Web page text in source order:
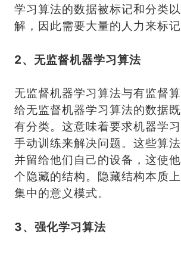
学习算法的数据被标记和分类
解，因此需要大量的人力来标记
2、无监督机器学习算法
无监督机器学习算法与有监督
给无监督机器学习算法的数据
有分类。这意味着要求机器学
手动训练来解决问题。这些算
并留给他们自己的设备，这使
个隐藏的结构。隐藏结构本质
集中的意义模式。
3、强化学习算法